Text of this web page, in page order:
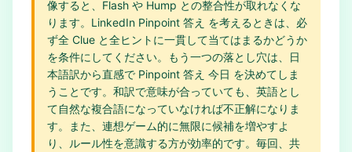
像すると、Flash や Hump との整合性が取れなくな
ります。LinkedIn Pinpoint 答え を考えるときは、必
ず全 Clue と全ヒントに一貫して当てはまるかどうか
を条件にしてください。もう一つの落とし穴は、日
本語訳から直感で Pinpoint 答え 今日 を決めてしま
うことです。和訳で意味が合っていても、英語とし
て自然な複合語になっていなければ不正解になりま
す。また、連想ゲーム的に無限に候補を増やすよ
り、ルール性を意識する方が効率的です。毎回、共